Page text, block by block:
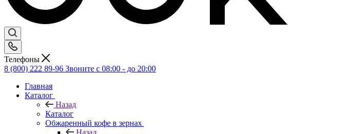
Телефоны
8 (800) 222 89-96 Звоните с 08:00 - до 20:00
Главная
Каталог
Назад
Каталог
Обжаренный кофе в зернах
Назад